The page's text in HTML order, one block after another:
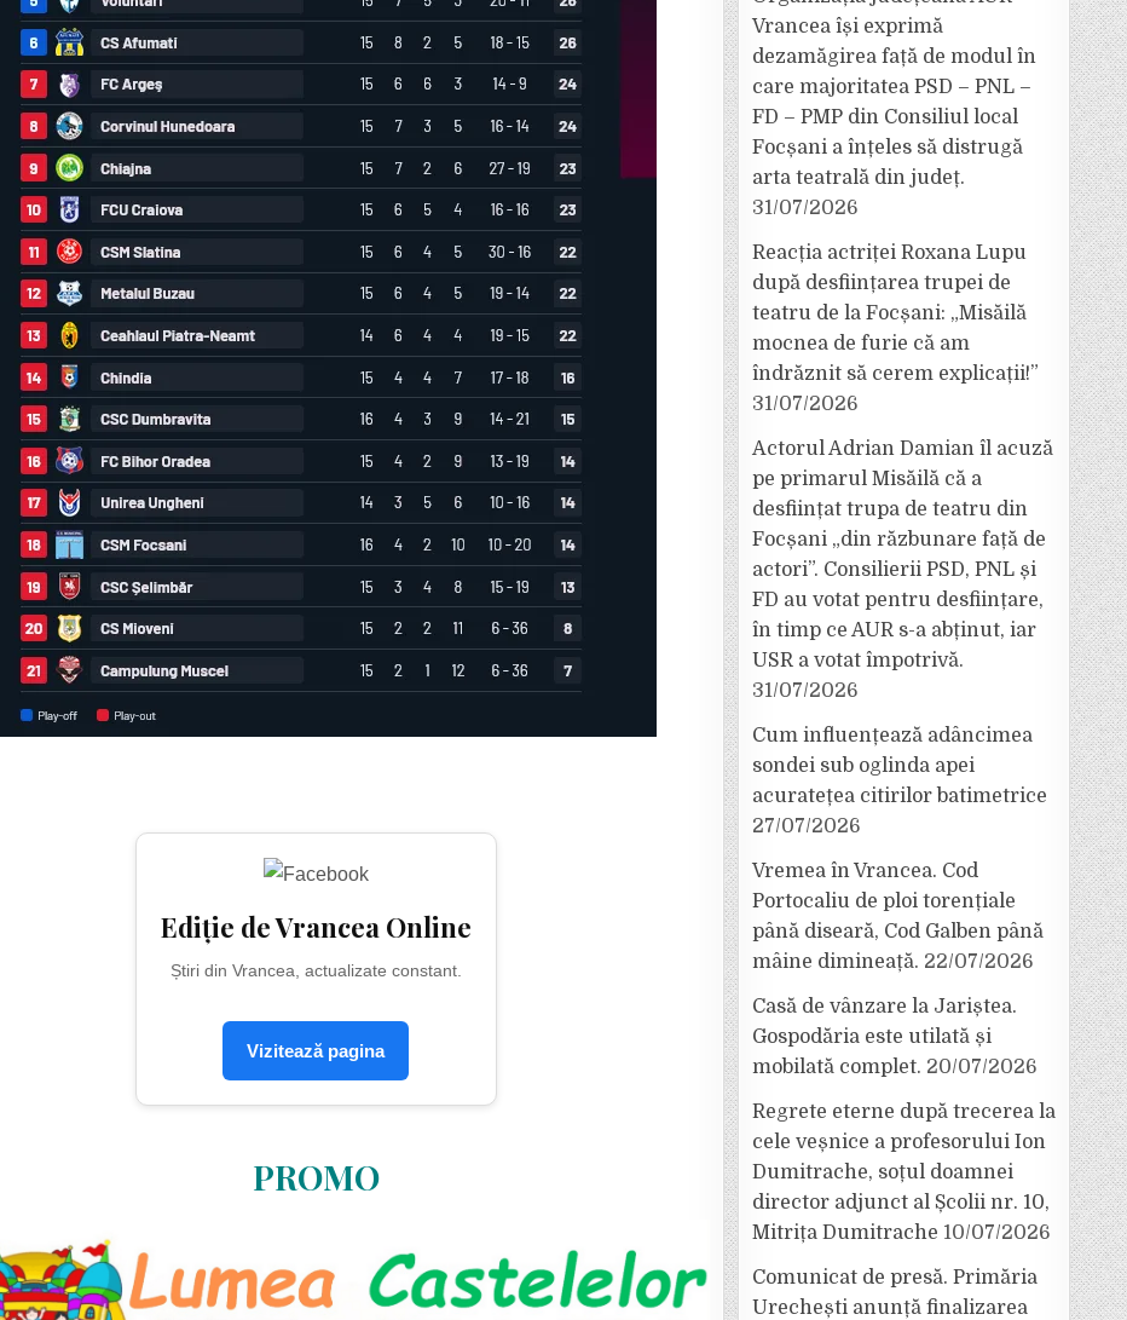
Ediție de Vrancea Online
Știri din Vrancea, actualizate constant.
Vizitează pagina
PROMO
Vrancea își exprimă
dezamăgirea față de modul în
care majoritatea PSD – PNL –
FD – PMP din Consiliul local
Focșani a înțeles să distrugă
arta teatrală din județ.
31/07/2026
Reacția actriței Roxana Lupu
după desființarea trupei de
teatru de la Focșani: „Misăilă
mocnea de furie că am
îndrăznit să cerem explicații!”
31/07/2026
Actorul Adrian Damian îl acuză
pe primarul Misăilă că a
desființat trupa de teatru din
Focșani „din răzbunare față de
actori”. Consilierii PSD, PNL și
FD au votat pentru desființare,
în timp ce AUR s-a abținut, iar
USR a votat împotrivă.
31/07/2026
Cum influențează adâncimea
sondei sub oglinda apei
acuratețea citirilor batimetrice
27/07/2026
Vremea în Vrancea. Cod
Portocaliu de ploi torențiale
până diseară, Cod Galben până
mâine dimineață. 22/07/2026
Casă de vânzare la Jariștea.
Gospodăria este utilată și
mobilată complet. 20/07/2026
Regrete eterne după trecerea la
cele veșnice a profesorului Ion
Dumitrache, soțul doamnei
director adjunct al Școlii nr. 10,
Mitrița Dumitrache 10/07/2026
Comunicat de presă. Primăria
Urechești anunță finalizarea